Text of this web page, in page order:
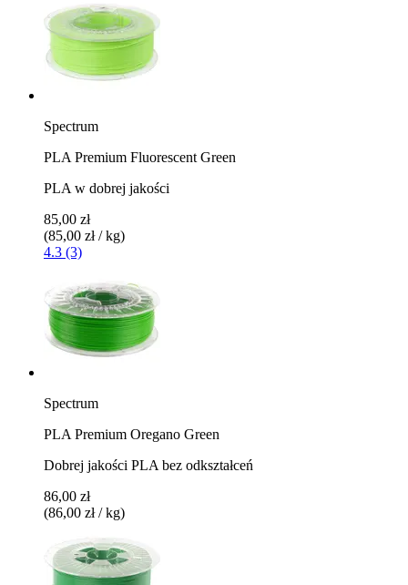
Spectrum
PLA Premium Fluorescent Green
PLA w dobrej jakości
85,00 zł
(85,00 zł / kg)
4.3 (3)
Spectrum
PLA Premium Oregano Green
Dobrej jakości PLA bez odkształceń
86,00 zł
(86,00 zł / kg)